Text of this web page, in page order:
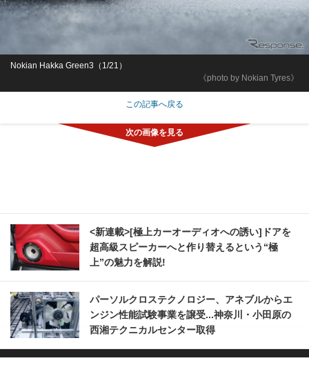
《photo by Nokian Tyres》
Nokian Hakka Green3（1/21）
この記事へ戻る
<新連載>[極上カーオーディオへの誘い]ドアを
超高級スピーカーへと作り替えるという“極
上”の魅力を解説!
パーソルクロステクノロジー、アネブルからエ
ンジン性能試験事業を譲受...神奈川・小田原の
西湘テクニカルセンター取得